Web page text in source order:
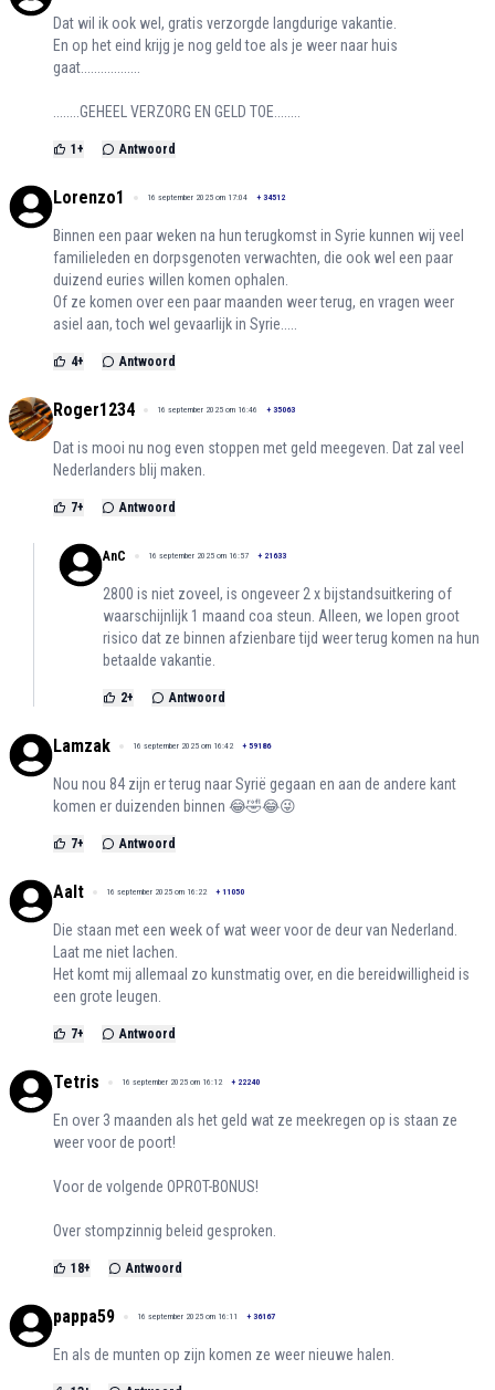
Dat wil ik ook wel, gratis verzorgde langdurige vakantie.
En op het eind krijg je nog geld toe als je weer naar huis
gaat..................
........GEHEEL VERZORG EN GELD TOE........
1+ Antwoord
Lorenzo1 16 september 2025 om 17:04 + 34512
Binnen een paar weken na hun terugkomst in Syrie kunnen wij veel
familieleden en dorpsgenoten verwachten, die ook wel een paar
duizend euries willen komen ophalen.
Of ze komen over een paar maanden weer terug, en vragen weer
asiel aan, toch wel gevaarlijk in Syrie.....
4+ Antwoord
Roger1234 16 september 2025 om 16:46 + 35063
Dat is mooi nu nog even stoppen met geld meegeven. Dat zal veel
Nederlanders blij maken.
7+ Antwoord
AnC 16 september 2025 om 16:57 + 21633
2800 is niet zoveel, is ongeveer 2 x bijstandsuitkering of
waarschijnlijk 1 maand coa steun. Alleen, we lopen groot
risico dat ze binnen afzienbare tijd weer terug komen na hun
betaalde vakantie.
2+ Antwoord
Lamzak 16 september 2025 om 16:42 + 59186
Nou nou 84 zijn er terug naar Syrië gegaan en aan de andere kant
komen er duizenden binnen 😂🤣😂😜
7+ Antwoord
Aalt 16 september 2025 om 16:22 + 11050
Die staan met een week of wat weer voor de deur van Nederland.
Laat me niet lachen.
Het komt mij allemaal zo kunstmatig over, en die bereidwilligheid is
een grote leugen.
7+ Antwoord
Tetris 16 september 2025 om 16:12 + 22240
En over 3 maanden als het geld wat ze meekregen op is staan ze
weer voor de poort!
Voor de volgende OPROT-BONUS!
Over stompzinnig beleid gesproken.
18+ Antwoord
pappa59 16 september 2025 om 16:11 + 36167
En als de munten op zijn komen ze weer nieuwe halen.